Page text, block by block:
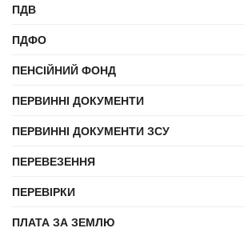
ПДВ
ПДФО
ПЕНСІЙНИЙ ФОНД
ПЕРВИННІ ДОКУМЕНТИ
ПЕРВИННІ ДОКУМЕНТИ ЗСУ
ПЕРЕВЕЗЕННЯ
ПЕРЕВІРКИ
ПЛАТА ЗА ЗЕМЛЮ